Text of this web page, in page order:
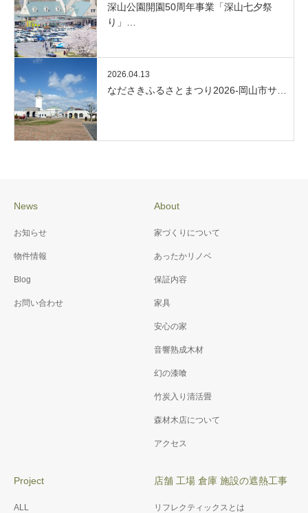
深山公園開園50周年事業「深山七夕祭
り」…
2026.04.13
なださきふるさとまつり2026-岡山市サ…
News
お知らせ
物件情報
Blog
お問い合わせ
About
家づくりについて
あったかリノベ
保証内容
家具
安心の家
音響熟成木材
幻の漆喰
竹炭入り清活畳
森材木店について
アクセス
Project
ALL
店舗 工場 倉庫 施設の遮熱工事
リフレクティックスとは